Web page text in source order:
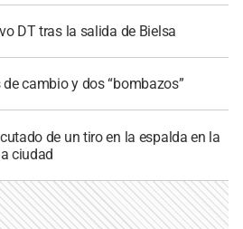
DT tras la salida de Bielsa
cambio y dos “bombazos”
de un tiro en la espalda en la
ciudad